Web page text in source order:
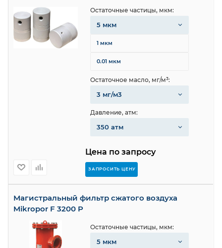
Цена по запросу
ЗАПРОСИТЬ ЦЕНУ
Остаточные частицы, мкм:
5 мкм
1 мкм
0.01 мкм
Остаточное масло, мг/м³:
3 мг/м3
Давление, атм:
350 атм
Магистральный фильтр сжатого воздуха
Mikropor F 3200 P
Остаточные частицы, мкм:
5 мкм